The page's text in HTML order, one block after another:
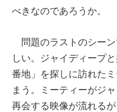
べきなのであろうか。
問題のラストのシー
しい。ジャイディープ
番地」を探しに訪れた
まう。ミーティーがジ
再会する映像が流れる